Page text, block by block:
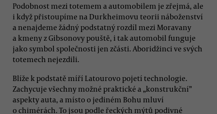
Podobnost mezi totemem a automobilem je zřejmá, ale
i když přistoupíme na Durkheimovu teorii náboženství
a nenajdeme žádný podstatný rozdíl mezi Moravany
a kmeny z Gibsonovy pouště, i tak automobil funguje
jako symbol společnosti jen zčásti. Aboridžinci ve svých
totemech nejezdili.
Blíže k podstatě míří Latourovo pojetí technologie.
Zachycuje všechny možné praktické a „konstrukční”
aspekty auta, a místo o jediném Bohu mluví
o chimérách. To jsou podle řeckých mýtů podivné